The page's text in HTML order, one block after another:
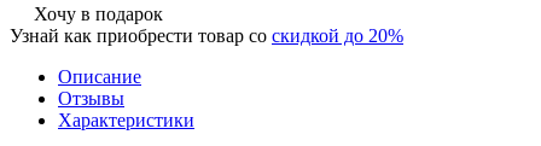
Хочу в подарок
Узнай как приобрести товар со скидкой до 20%
Описание
Отзывы
Характеристики